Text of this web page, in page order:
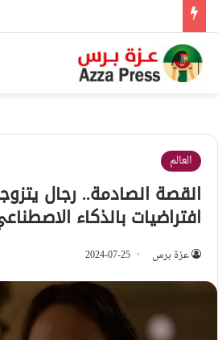
العالم
القصة الصادمة.. رجال
افتراضيات بالذكاء
عزة برس 2024-07-25